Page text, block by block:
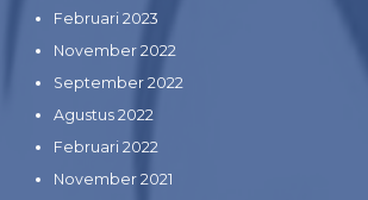
Februari 2023
November 2022
September 2022
Agustus 2022
Februari 2022
November 2021